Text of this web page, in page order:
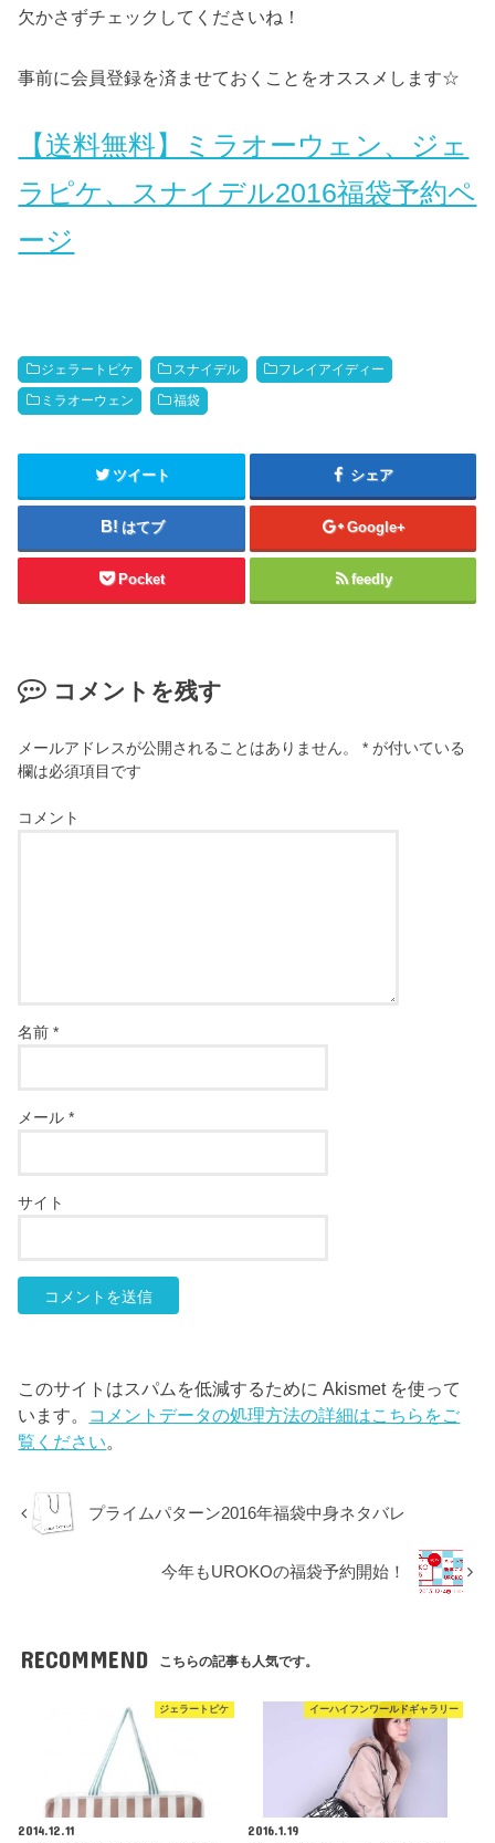
欠かさずチェックしてくださいね！
事前に会員登録を済ませておくことをオススメします☆
【送料無料】ミラオーウェン、ジェ
ラピケ、スナイデル2016福袋予約ペ
ージ
ジェラートピケ スナイデル フレイアイディー
ミラオーウェン 福袋
ツイート シェア
はてブ Google+
Pocket feedly
コメントを残す
メールアドレスが公開されることはありません。 * が付いている
欄は必須項目です
コメント
名前*
メール*
サイト
このサイトはスパムを低減するために Akismet を使って
います。 コメントデータの処理方法の詳細はこちらをご
覧ください。
プライムパターン2016年福袋中身ネタバレ
今年もUROKOの福袋予約開始！
RECOMMEND こちらの記事も人気です。
ジェラートピケ
2014.12.11
イーハイフンワールドギャラリー
2016.1.19